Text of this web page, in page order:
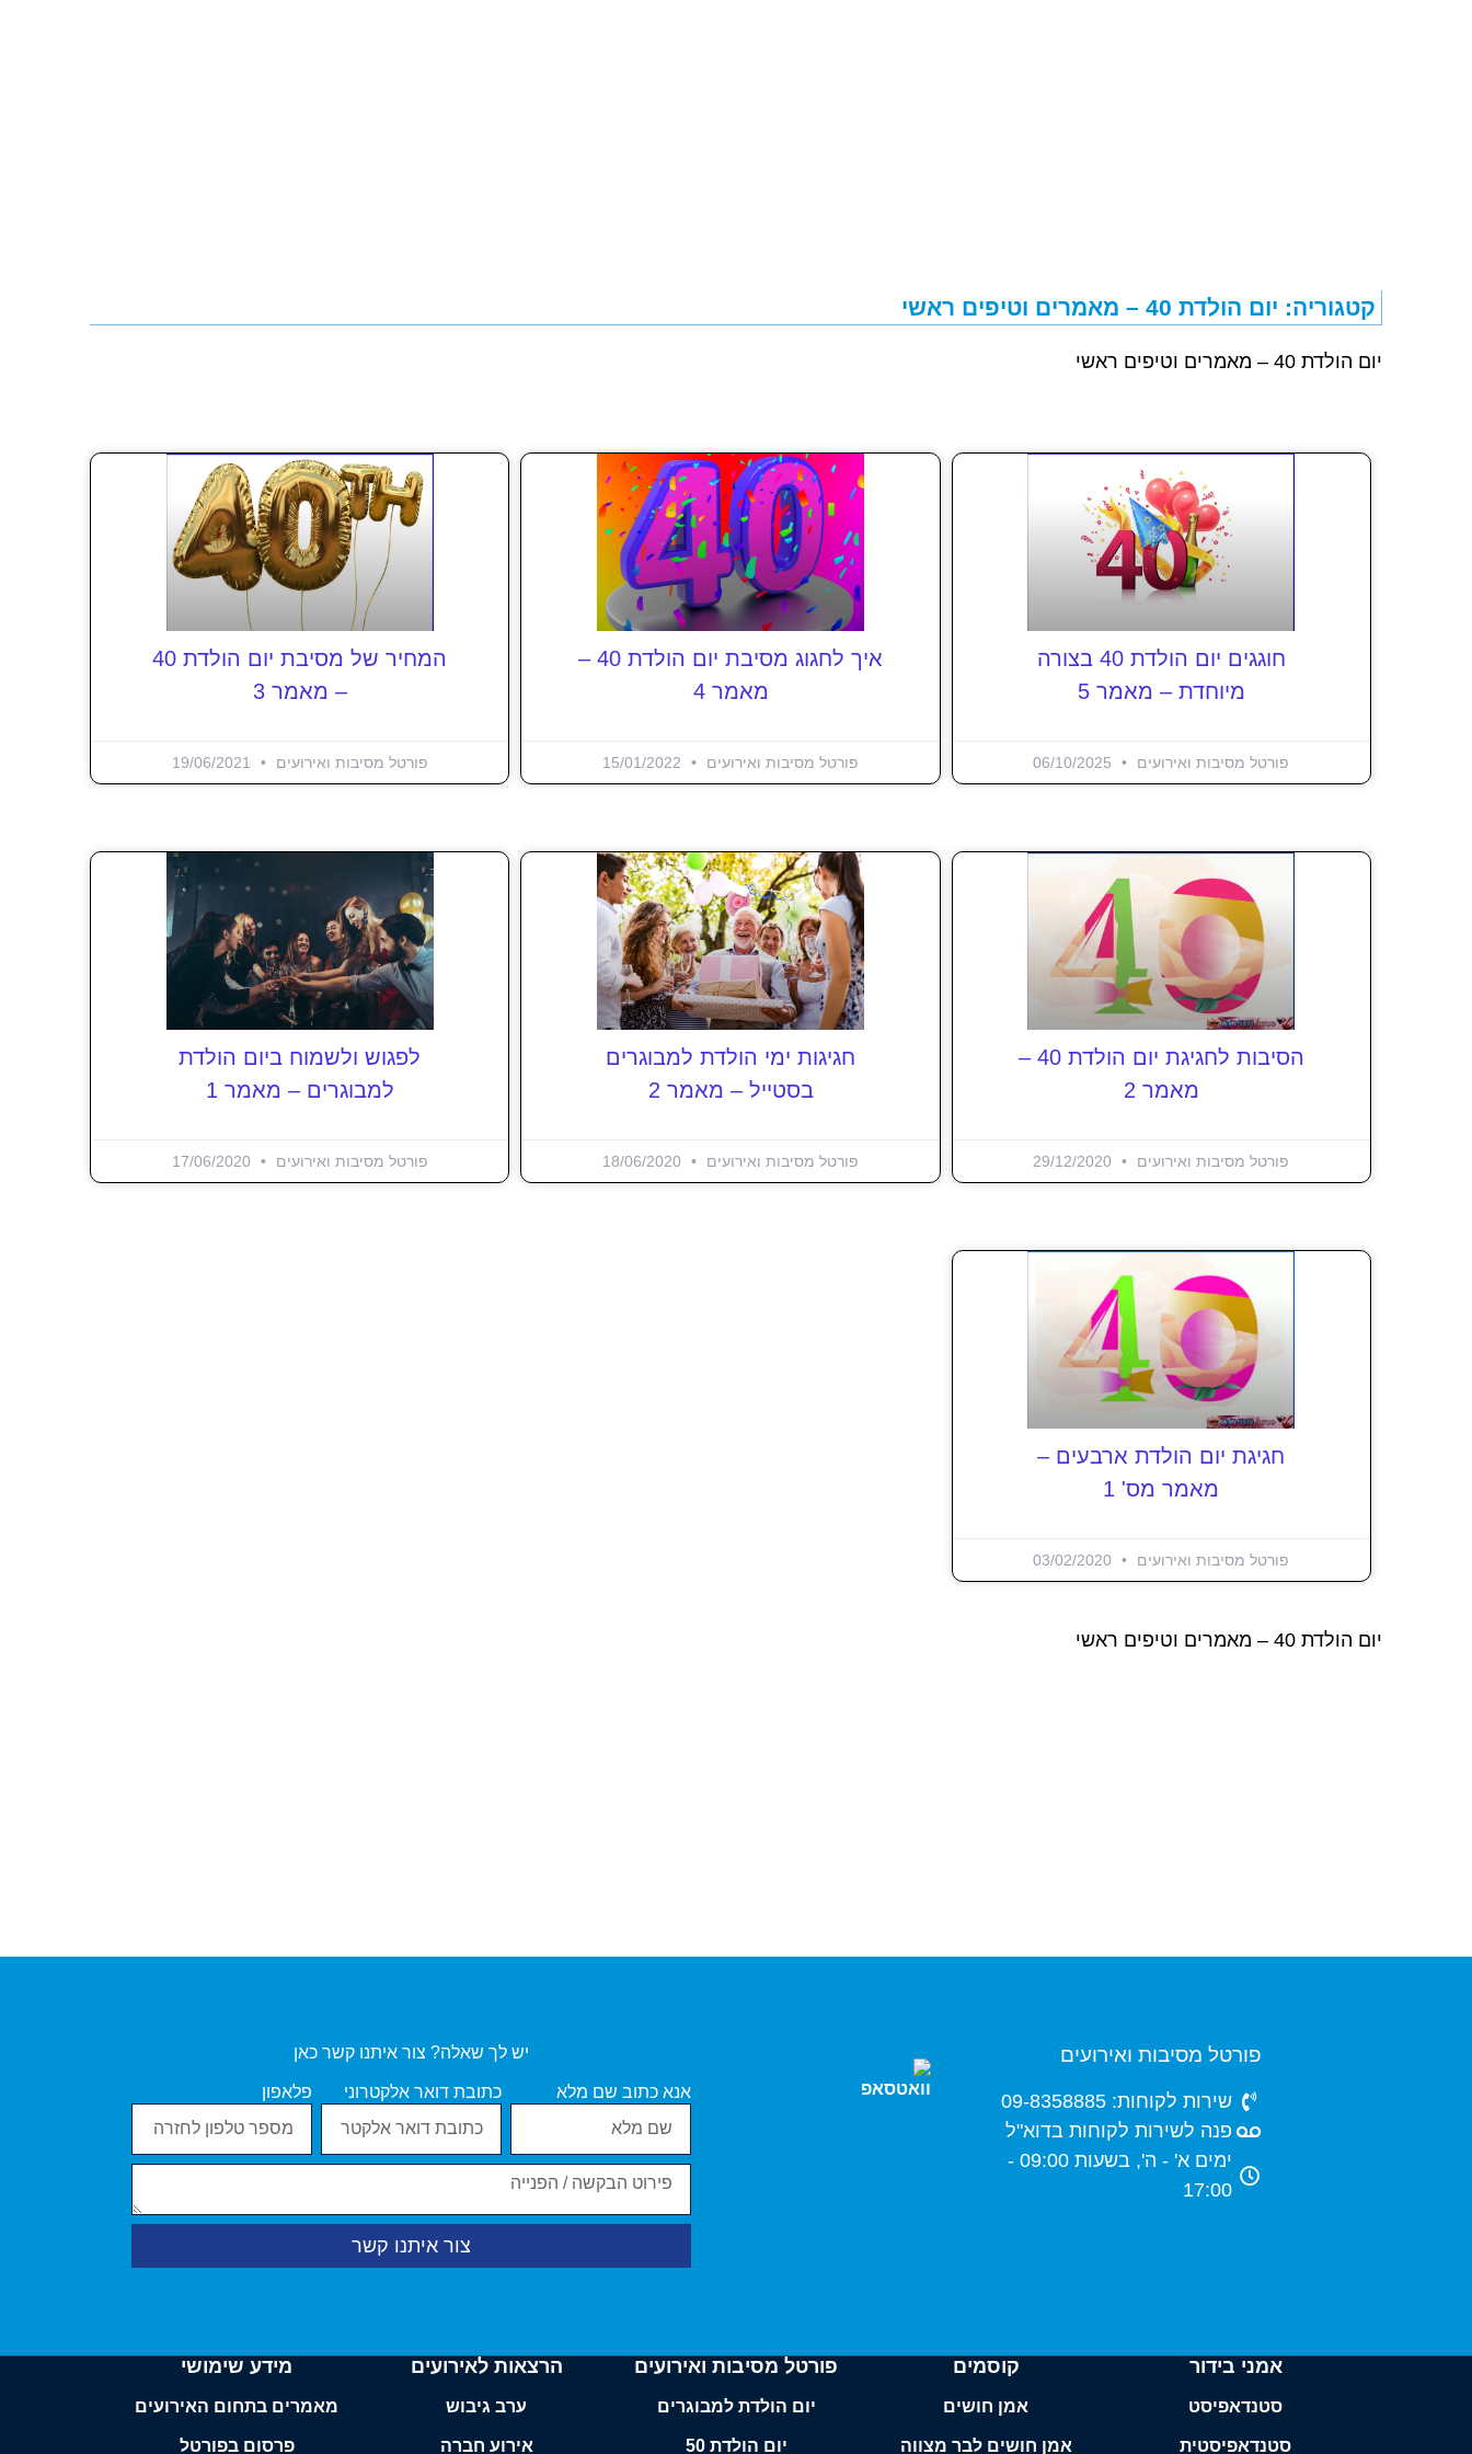
קטגוריה: יום הולדת 40 – מאמרים וטיפים ראשי
יום הולדת 40 – מאמרים וטיפים ראשי
חוגגים יום הולדת 40 בצורה
מיוחדת – מאמר 5
פורטל מסיבות ואירועים
איך לחגוג מסיבת יום הולדת 40 –
מאמר 4
פורטל מסיבות ואירועים
המחיר של מסיבת יום הולדת 40
– מאמר 3
פורטל מסיבות ואירועים
הסיבות לחגיגת יום הולדת 40 –
מאמר 2
פורטל מסיבות ואירועים
חגיגות ימי הולדת למבוגרים
בסטייל – מאמר 2
פורטל מסיבות ואירועים
לפגוש ולשמוח ביום הולדת
למבוגרים – מאמר 1
פורטל מסיבות ואירועים
חגיגת יום הולדת ארבעים –
מאמר מס' 1
פורטל מסיבות ואירועים
יום הולדת 40 – מאמרים וטיפים ראשי
פורטל מסיבות ואירועים
שירות לקוחות: 09-8358885
פנה לשירות לקוחות בדוא"ל
ימים א' - ה', בשעות 09:00 -
17:00
יש לך שאלה? צור איתנו קשר כאן
אנא כתוב שם מלא כתובת דואר אלקטרוני פלאפון
צור איתנו קשר
אמני בידור
סטנדאפיסט
סטנדאפיסטית
קוסמים
אמן חושים
אמן חושים לבר מצווה
פורטל מסיבות ואירועים
יום הולדת למבוגרים
יום הולדת 50
הרצאות לאירועים
ערב גיבוש
אירוע חברה
מידע שימושי
מאמרים בתחום האירועים
פרסום בפורטל